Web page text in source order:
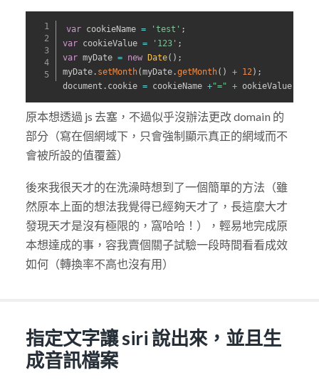
var cookieName = 'test' ;
var cookieValue = '123' ;
var myDate = new Date( ) ;
myDate. setMonth(myDate.getMonth( ) + 12) ;
document . cookie = cookieName +"=" + ookieValue
原本想透過 js 去塞，不過似乎沒辦法更改 domain 的
部分（寫在個網域下，只會強制顯示真正的網域而不
會被所設的值覆蓋）
後來我很天才的在洗澡時想到了一個簡單的方法（雖
然原本上面的想法我覺得已經夠天才了，長這麼大才
發現天才是沒有極限的，窩哈哈！），輕易地完成原
本想達成的事，容我賣個關子試驗一段時間看看成效
如何（轉換率不高也沒有用）
指定文字讓 siri 說出來，並且生
成音訊檔案